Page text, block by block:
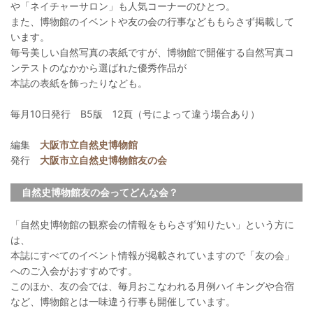
や「ネイチャーサロン」も人気コーナーのひとつ。
また、博物館のイベントや友の会の行事などももらさず掲載して
います。
毎号美しい自然写真の表紙ですが、博物館で開催する自然写真コ
ンテストのなかから選ばれた優秀作品が
本誌の表紙を飾ったりなども。
毎月10日発行 B5版 12頁（号によって違う場合あり）
編集 大阪市立自然史博物館
発行 大阪市立自然史博物館友の会
自然史博物館友の会ってどんな会？
「自然史博物館の観察会の情報をもらさず知りたい」という方に
は、
本誌にすべてのイベント情報が掲載されていますので「友の会」
へのご入会がおすすめです。
このほか、友の会では、毎月おこなわれる月例ハイキングや合宿
など、博物館とは一味違う行事も開催しています。